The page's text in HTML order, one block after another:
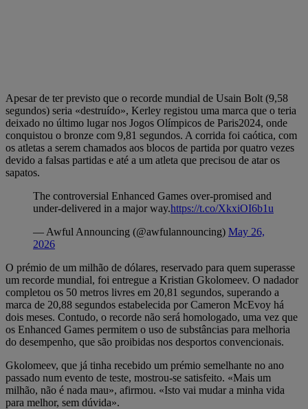
Apesar de ter previsto que o recorde mundial de Usain Bolt (9,58
segundos) seria «destruído», Kerley registou uma marca que o teria
deixado no último lugar nos Jogos Olímpicos de Paris2024, onde
conquistou o bronze com 9,81 segundos. A corrida foi caótica, com
os atletas a serem chamados aos blocos de partida por quatro vezes
devido a falsas partidas e até a um atleta que precisou de atar os
sapatos.
The controversial Enhanced Games over-promised and
under-delivered in a major way.https://t.co/XkxiOI6b1u
— Awful Announcing (@awfulannouncing) May 26,
2026
O prémio de um milhão de dólares, reservado para quem superasse
um recorde mundial, foi entregue a Kristian Gkolomeev. O nadador
completou os 50 metros livres em 20,81 segundos, superando a
marca de 20,88 segundos estabelecida por Cameron McEvoy há
dois meses. Contudo, o recorde não será homologado, uma vez que
os Enhanced Games permitem o uso de substâncias para melhoria
do desempenho, que são proibidas nos desportos convencionais.
Gkolomeev, que já tinha recebido um prémio semelhante no ano
passado num evento de teste, mostrou-se satisfeito. «Mais um
milhão, não é nada mau», afirmou. «Isto vai mudar a minha vida
para melhor, sem dúvida».